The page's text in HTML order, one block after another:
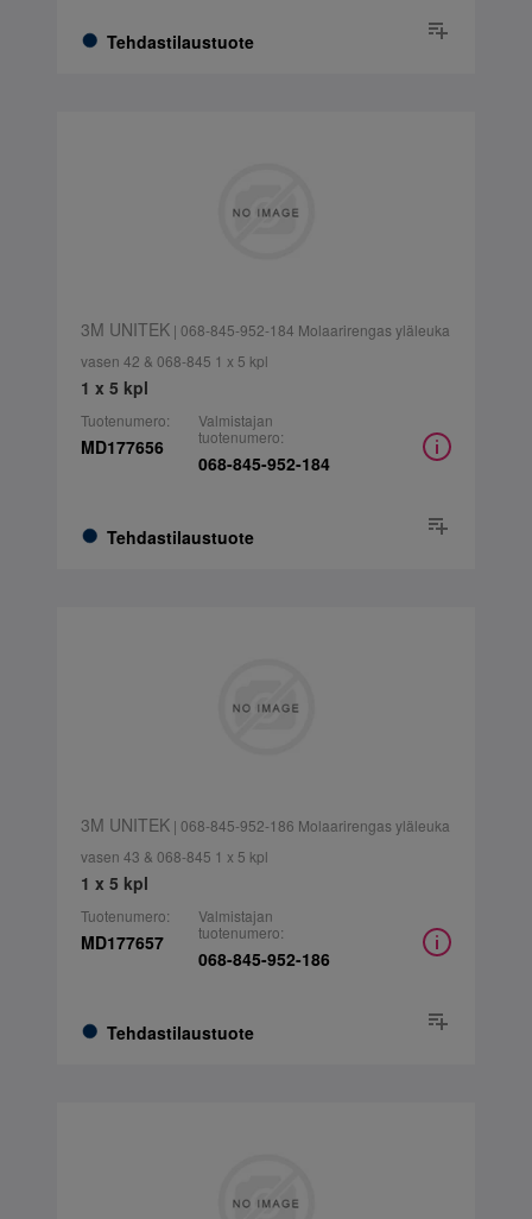
Tehdastilaustuote
3M UNITEK| 068-845-952-184 Molaarirengas yläleuka
vasen 42 & 068-845 1 x 5 kpl
1 x 5 kpl
Tuotenumero:
MD177656
Tehdastilaustuote
Valmistajan
tuotenumero:
068-845-952-184
3M UNITEK| 068-845-952-186 Molaarirengas yläleuka
vasen 43 & 068-845 1 x 5 kpl
1 x 5 kpl
Tuotenumero:
MD177657
Tehdastilaustuote
Valmistajan
tuotenumero:
068-845-952-186